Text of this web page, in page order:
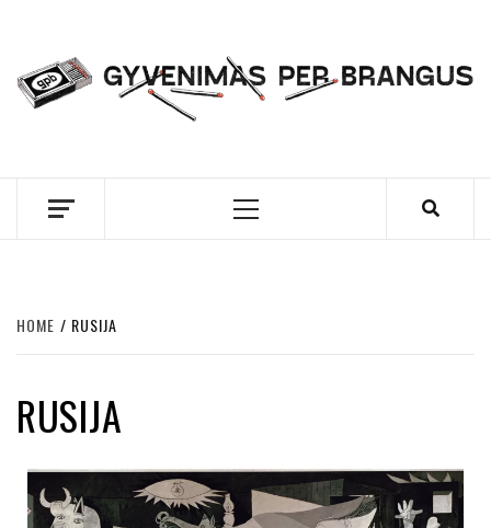
content
BRANGUS
Menu
HOME RUSIJA
RUSIJA